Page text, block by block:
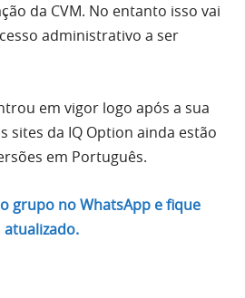
da CVM. No entanto isso vai
administrativo a ser
em vigor logo após a sua
sites da IQ Option ainda estão
em Português.
grupo no WhatsApp e fique
atualizado.